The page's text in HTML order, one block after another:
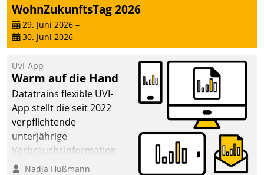
intelligente,
datengestützte
Entscheidungen.
WohnZukunftsTag 2026
29. Juni 2026 –
30. Juni 2026
UVI-App
Warm auf die Hand
Datatrains flexible UVI-
App stellt die seit 2022
verpflichtende
unterjährige
Verbrauchsinformation
schnell, zuverlässig und
Nadja Hußmann